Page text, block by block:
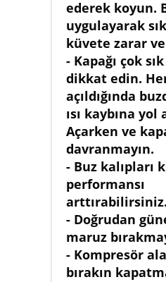
ederek koyun.
uygulayarak
küvete zarar
- Kapağı çok
dikkat edin.
açıldığında
ısı kaybına yol
Açarken ve
davranmayın.
- Buz kalıpları
performansı
arttırabilirsiniz.
- Doğrudan
maruz
- Kompresör
bırakın